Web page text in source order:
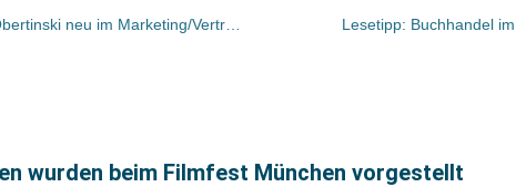
Lesetipp: Buchhandel
wurden beim Filmfest München vorgestellt